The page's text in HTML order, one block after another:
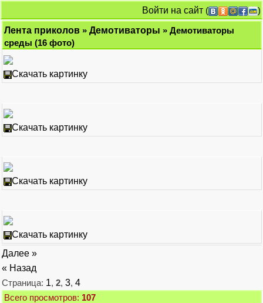
Войти на сайт (
)
Лента приколов » Демотиваторы » Демотиваторы
среды (16 фото)
Скачать картинку
Скачать картинку
Скачать картинку
Скачать картинку
Далее »
« Назад
Страница: 1, 2, 3, 4
Всего просмотров: 107